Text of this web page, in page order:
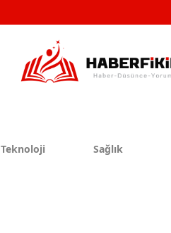
Teknoloji Sağlık